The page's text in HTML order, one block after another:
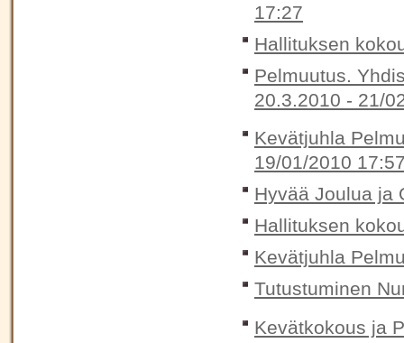
17:27
Hallituksen
Pelmuutus.
20.3.2010 - 21/
Kevätjuhla
19/01/2010
Hyvää Joulua ja
Hallituksen
Kevätjuhla
Tutustuminen
Kevätkokous ja